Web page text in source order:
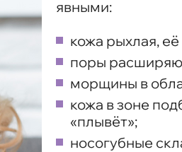
явными:
кожа рыхлая,
поры
морщины в
кожа в зоне
«плывёт»;
носогубные